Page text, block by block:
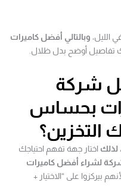
الليل، وبالتالي أفضل كاميرات
تفاصيل أوضح بدل ظلال.
شركة
بحساس
التخزين؟
لذلك اختار جهة تفهم احتياجك
لشراء أفضل كاميرات
بيركزوا على “الاختيار +